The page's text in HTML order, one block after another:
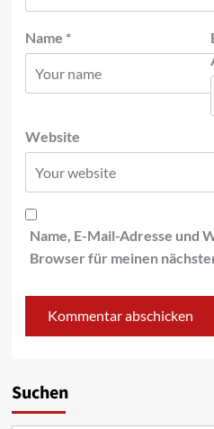
Name *
Website
Name, E-Mail-Adresse und
Browser für meinen
Suchen